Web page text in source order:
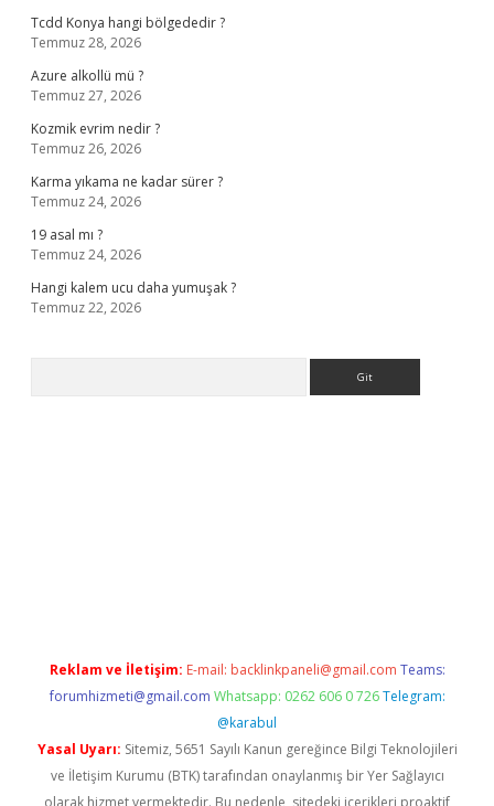
Tcdd Konya hangi bölgededir ?
Temmuz 28, 2026
Azure alkollü mü ?
Temmuz 27, 2026
Kozmik evrim nedir ?
Temmuz 26, 2026
Karma yıkama ne kadar sürer ?
Temmuz 24, 2026
19 asal mı ?
Temmuz 24, 2026
Hangi kalem ucu daha yumuşak ?
Temmuz 22, 2026
Reklam ve İletişim: E-mail: backlinkpaneli@gmail.com Teams:
forumhizmeti@gmail.com Whatsapp: 0262 606 0 726 Telegram:
@karabul
Yasal Uyarı: Sitemiz, 5651 Sayılı Kanun gereğince Bilgi Teknolojileri
ve İletişim Kurumu (BTK) tarafından onaylanmış bir Yer Sağlayıcı
olarak hizmet vermektedir. Bu nedenle, sitedeki içerikleri proaktif